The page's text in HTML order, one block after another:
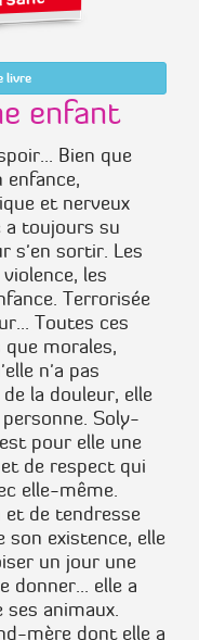
livre
enfant
Bien que
enfance,
et nerveux
a toujours su
s'en sortir. Les
les
Terrorisée
Toutes ces
morales,
n'a pas
la douleur, elle
Soly-
pour elle une
de respect qui
elle-même.
et de tendresse
existence, elle
un jour une
donner... elle a
animaux.
mère dont elle a